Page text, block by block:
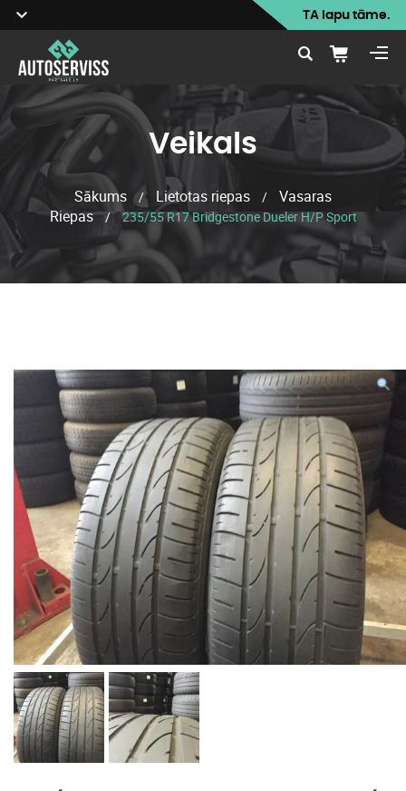
TA lapu tāme.
Veikals
Sākums / Lietotas riepas /
Vasaras
Riepas / 235/55 R17 Bridgestone Dueler H/P Sport